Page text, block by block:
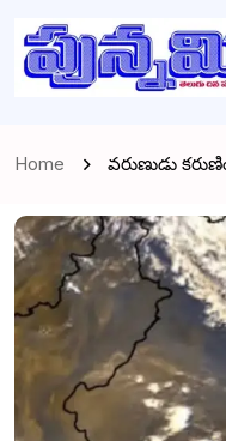
Home వరుణుడు